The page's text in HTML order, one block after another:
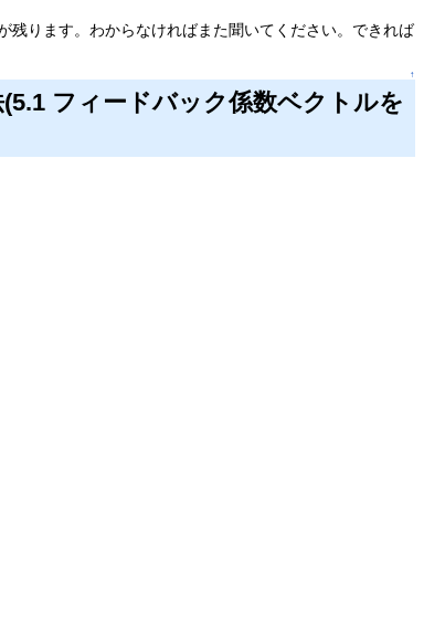
ります。わからなければまた聞いてください。できれば
↑
フィードバック係数ベクトルを